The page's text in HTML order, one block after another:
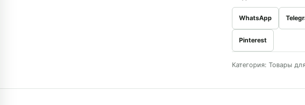
WhatsApp
Pinterest
Категория: Товары